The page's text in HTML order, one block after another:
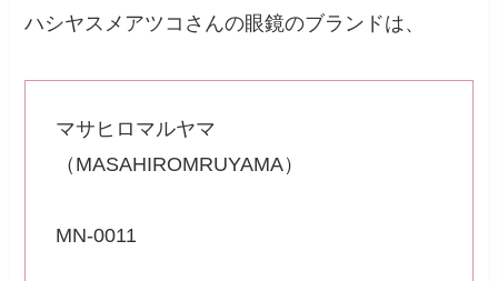
ハシヤスメアツコさんの眼鏡のブランドは、
マサヒロマルヤマ
（MASAHIROMRUYAMA）
MN-0011